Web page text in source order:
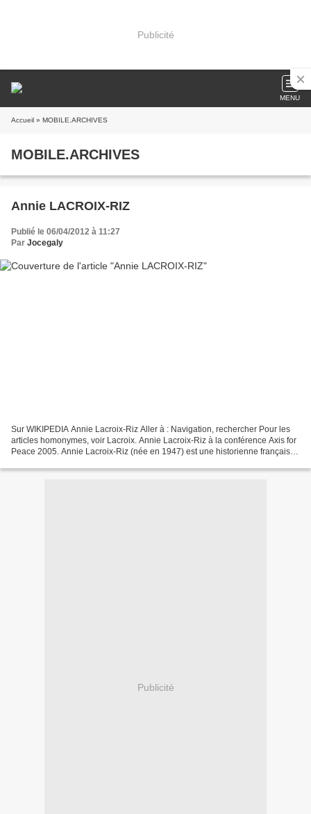
Publicité
MENU
Accueil » MOBILE.ARCHIVES
MOBILE.ARCHIVES
Annie LACROIX-RIZ
Publié le 06/04/2012 à 11:27
Par Jocegaly
Sur WIKIPEDIA Annie Lacroix-Riz Aller à : Navigation, rechercher Pour les
articles homonymes, voir Lacroix. Annie Lacroix-Riz à la conférence Axis for
Peace 2005. Annie Lacroix-Riz (née en 1947) est une historienne française
Publicité